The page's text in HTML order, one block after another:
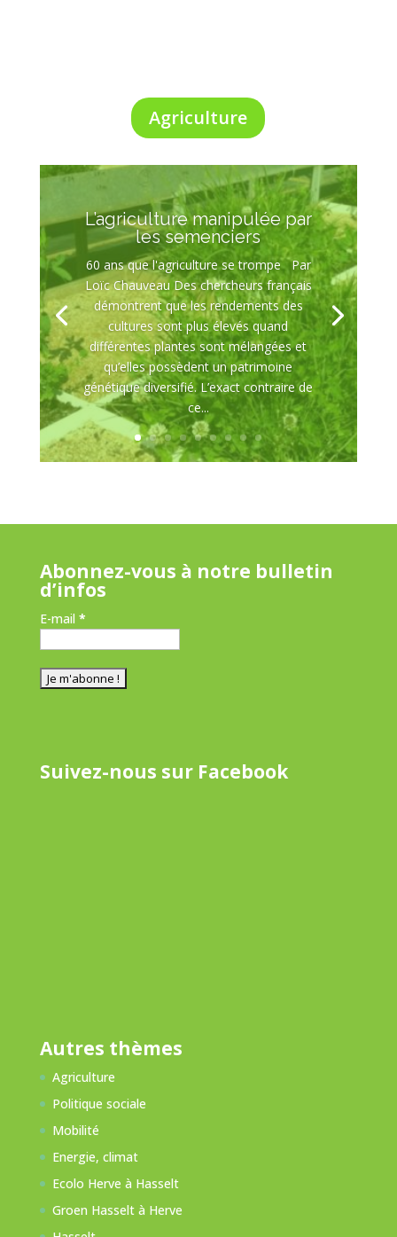
Agriculture
L’agriculture manipulée par
les semenciers
60 ans que l'agriculture se trompe Par
Loïc Chauveau Des chercheurs français
démontrent que les rendements des
cultures sont plus élevés quand
différentes plantes sont mélangées et
qu’elles possèdent un patrimoine
génétique diversifié. L’exact contraire de
ce...
Abonnez-vous à notre bulletin
d’infos
E-mail *
Suivez-nous sur Facebook
Autres thèmes
Agriculture
Politique sociale
Mobilité
Energie, climat
Ecolo Herve à Hasselt
Groen Hasselt à Herve